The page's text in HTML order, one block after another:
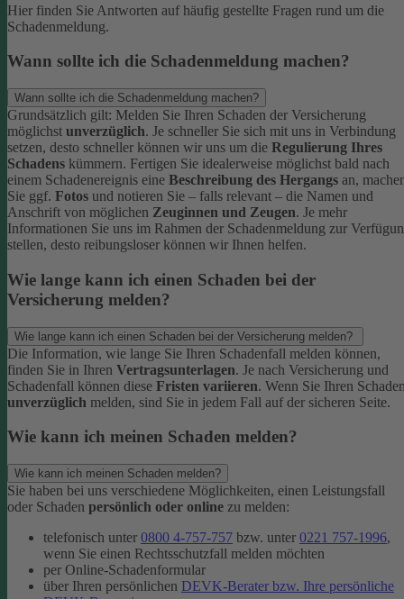
Hier finden Sie Antworten auf häufig gestellte Fragen rund um die
Schadenmeldung.
Wann sollte ich die Schadenmeldung machen?
Wann sollte ich die Schadenmeldung machen?
Grundsätzlich gilt: Melden Sie Ihren Schaden der Versicherung
möglichst unverzüglich. Je schneller Sie sich mit uns in Verbindung
setzen, desto schneller können wir uns um die Regulierung Ihres
Schadens kümmern. Fertigen Sie idealerweise möglichst bald nach
einem Schadenereignis eine Beschreibung des Hergangs an,
Sie ggf. Fotos und notieren Sie – falls relevant – die Namen und
Anschrift von möglichen Zeuginnen und Zeugen. Je mehr
Informationen Sie uns im Rahmen der Schadenmeldung zur
stellen, desto reibungsloser können wir Ihnen helfen.
Wie lange kann ich einen Schaden bei der
Versicherung melden?
Wie lange kann ich einen Schaden bei der Versicherung melden?
Die Information, wie lange Sie Ihren Schadenfall melden können,
finden Sie in Ihren Vertragsunterlagen. Je nach Versicherung und
Schadenfall können diese Fristen variieren. Wenn Sie Ihren
unverzüglich melden, sind Sie in jedem Fall auf der sicheren Seite.
Wie kann ich meinen Schaden melden?
Wie kann ich meinen Schaden melden?
Sie haben bei uns verschiedene Möglichkeiten, einen Leistungsfall
oder Schaden persönlich oder online zu melden:
telefonisch unter 0800 4-757-757 bzw. unter 0221 757-1996,
wenn Sie einen Rechtsschutzfall melden möchten
per Online-Schadenformular
über Ihren persönlichen DEVK-Berater bzw. Ihre persönliche